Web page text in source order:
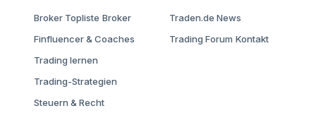
Broker Topliste Broker
Finfluencer & Coaches
Trading lernen
Trading-Strategien
Steuern & Recht
Traden.de News
Trading Forum Kontakt